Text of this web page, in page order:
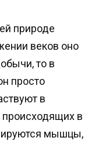
природе
веков оно
то в
просто
в
происходящих в
мышцы,